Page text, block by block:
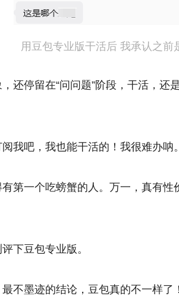
用豆包专业版干活后 我承认之前
还停留在“问问题”阶段，干活，
我吧，我也能干活的！我很难办呐。
第一个吃螃蟹的人。万一，真有
下豆包专业版。
不墨迹的结论，豆包真的不一样了！